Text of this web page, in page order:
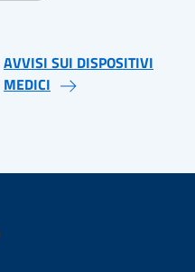
AVVISI SUI DISPOSITIVI
MEDICI